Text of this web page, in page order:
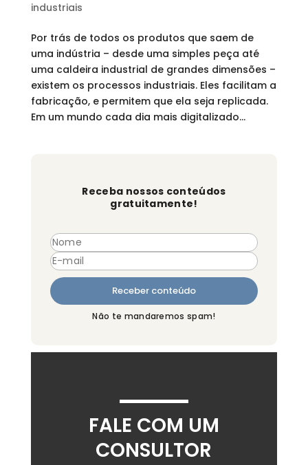
industriais
Por trás de todos os produtos que saem de
uma indústria – desde uma simples peça até
uma caldeira industrial de grandes dimensões –
existem os processos industriais. Eles facilitam a
fabricação, e permitem que ela seja replicada.
Em um mundo cada dia mais digitalizado...
Receba nossos conteúdos
gratuitamente!
Não te mandaremos spam!
FALE COM UM
CONSULTOR